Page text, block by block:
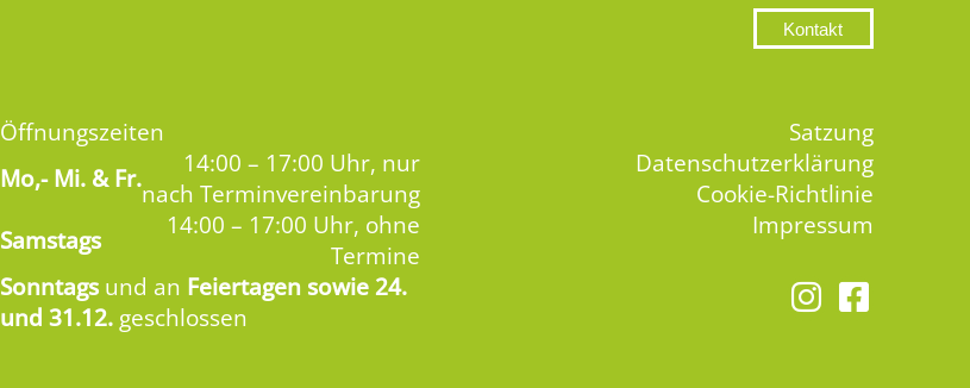
Kontakt
Öffnungszeiten
Mo,-Mi. & Fr.
14:00 – 17:00 Uhr, nur
nach Terminvereinbarung
Samstags
14:00 – 17:00 Uhr, ohne
Termine
Sonntags und an Feiertagen sowie 24.
und 31.12. geschlossen
Satzung
Datenschutzerklärung
Cookie-Richtlinie
Impressum